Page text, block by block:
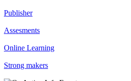
Publisher
Assesments
Online Learning
Strong makers